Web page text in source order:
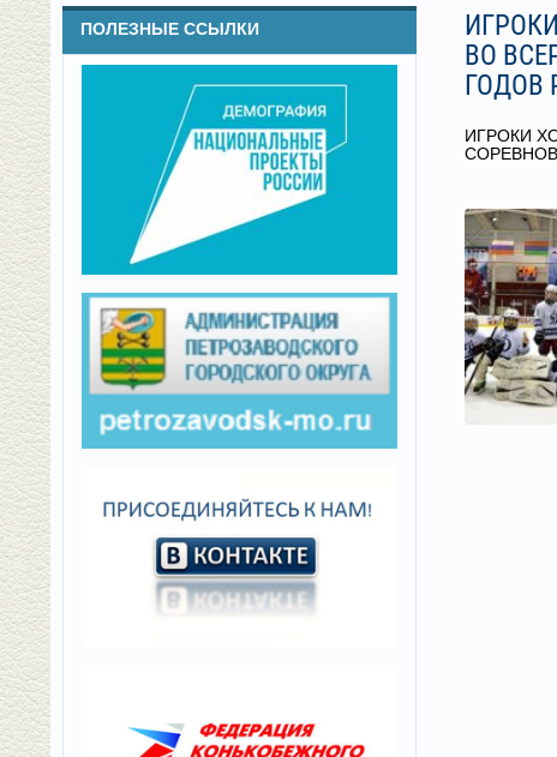
ПОЛЕЗНЫЕ ССЫЛКИ
ВО
ГОДОВ
ИГРОКИ